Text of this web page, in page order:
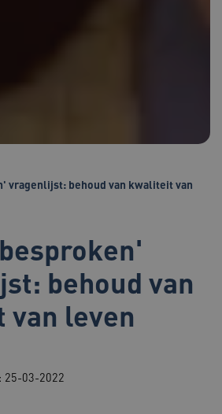
vragenlijst: behoud van kwaliteit van
behoud van
leven
25-03-2022